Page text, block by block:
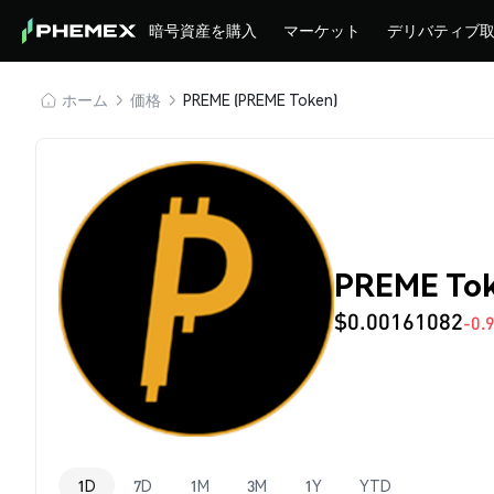
暗号資産を購入 マーケット デリバティブ
ホーム 価格 PREME (PREME Token)
PREME
$0.00161082-
1D 7D 1M 3M 1Y YTD